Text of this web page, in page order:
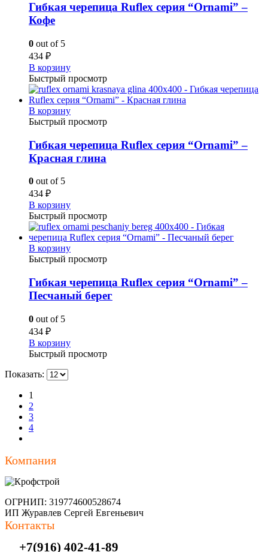
Гибкая черепица Ruflex серия “Ornami” –
Кофе
0 out of 5
434 ₽
В корзину
Быстрый просмотр
В корзину
Быстрый просмотр
Гибкая черепица Ruflex серия “Ornami” –
Красная глина
0 out of 5
434 ₽
В корзину
Быстрый просмотр
В корзину
Быстрый просмотр
Гибкая черепица Ruflex серия “Ornami” –
Песчаный берег
0 out of 5
434 ₽
В корзину
Быстрый просмотр
Показать:
1
2
3
4
Компания
ОГРНИП: 319774600528674
ИП Журавлев Сергей Евгеньевич
Контакты
+7(916) 402-41-89